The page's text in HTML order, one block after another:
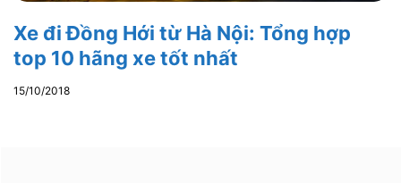
Xe đi Đồng Hới từ Hà Nội: Tổng hợp
top 10 hãng xe tốt nhất
15/10/2018